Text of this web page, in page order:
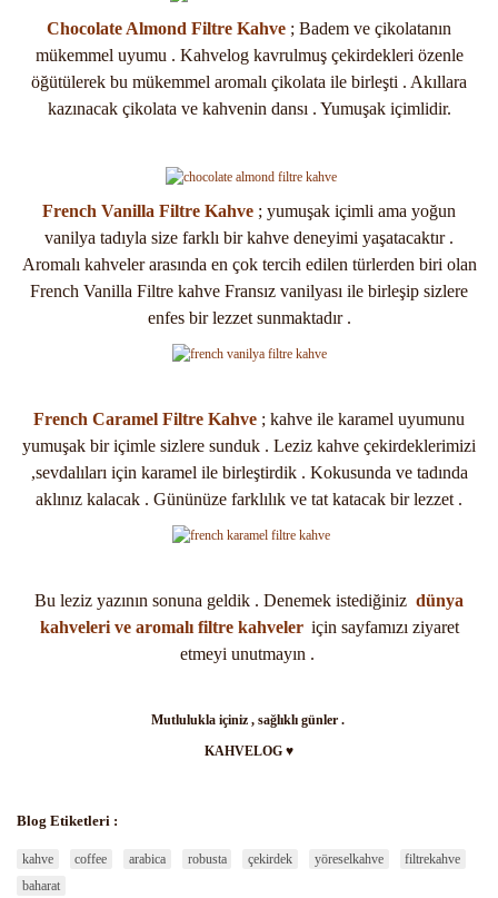
Chocolate Almond Filtre Kahve ; Badem ve çikolatanın
mükemmel uyumu . Kahvelog kavrulmuş çekirdekleri özenle
öğütülerek bu mükemmel aromalı çikolata ile birleşti . Akıllara
kazınacak çikolata ve kahvenin dansı . Yumuşak içimlidir.
French Vanilla Filtre Kahve ; yumuşak içimli ama yoğun
vanilya tadıyla size farklı bir kahve deneyimi yaşatacaktır .
Aromalı kahveler arasında en çok tercih edilen türlerden biri olan
French Vanilla Filtre kahve Fransız vanilyası ile birleşip sizlere
enfes bir lezzet sunmaktadır .
French Caramel Filtre Kahve ; kahve ile karamel uyumunu
yumuşak bir içimle sizlere sunduk . Leziz kahve çekirdeklerimizi
,sevdalıları için karamel ile birleştirdik . Kokusunda ve tadında
aklınız kalacak . Gününüze farklılık ve tat katacak bir lezzet .
Bu leziz yazının sonuna geldik . Denemek istediğiniz dünya
kahveleri ve aromalı filtre kahveler için sayfamızı ziyaret
etmeyi unutmayın .
Mutlulukla içiniz , sağlıklı günler .
KAHVELOG ♥
Blog Etiketleri :
kahve coffee arabica robusta çekirdek yöreselkahve
filtrekahve
baharat